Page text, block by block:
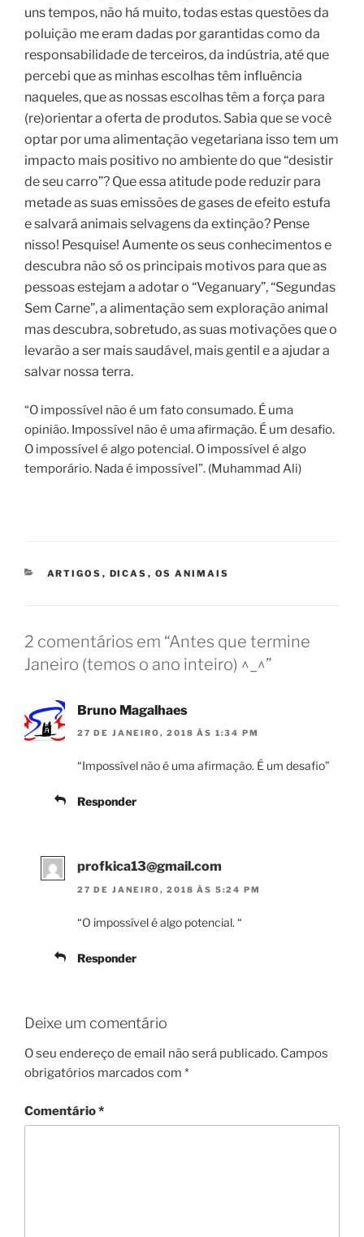
uns tempos, não há muito, todas estas questões da
poluição me eram dadas por garantidas como da
responsabilidade de terceiros, da indústria, até que
percebi que as minhas escolhas têm influência
naqueles, que as nossas escolhas têm a força para
(re)orientar a oferta de produtos. Sabia que se você
optar por uma alimentação vegetariana isso tem um
impacto mais positivo no ambiente do que “desistir
de seu carro”? Que essa atitude pode reduzir para
metade as suas emissões de gases de efeito estufa
e salvará animais selvagens da extinção? Pense
nisso! Pesquise! Aumente os seus conhecimentos e
descubra não só os principais motivos para que as
pessoas estejam a adotar o “Veganuary”, “Segundas
Sem Carne”, a alimentação sem exploração animal
mas descubra, sobretudo, as suas motivações que o
levarão a ser mais saudável, mais gentil e a ajudar a
salvar nossa terra.
“O impossível não é um fato consumado. É uma
opinião. Impossível não é uma afirmação. É um desafio.
O impossível é algo potencial. O impossível é algo
temporário. Nada é impossível”. (Muhammad Ali)
CATEGORIAS
ARTIGOS , DICAS , OS ANIMAIS
2 comentários em “Antes que termine
Janeiro (temos o ano inteiro) ^_^”
Bruno Magalhaes
27 DE JANEIRO, 2018 ÀS 1:34 PM
“Impossível não é uma afirmação. É um desafio”
Responder
profkica13@gmail.com
27 DE JANEIRO, 2018 ÀS 5:24 PM
“O impossível é algo potencial. “
Responder
Deixe um comentário
O seu endereço de email não será publicado. Campos
obrigatórios marcados com *
Comentário*